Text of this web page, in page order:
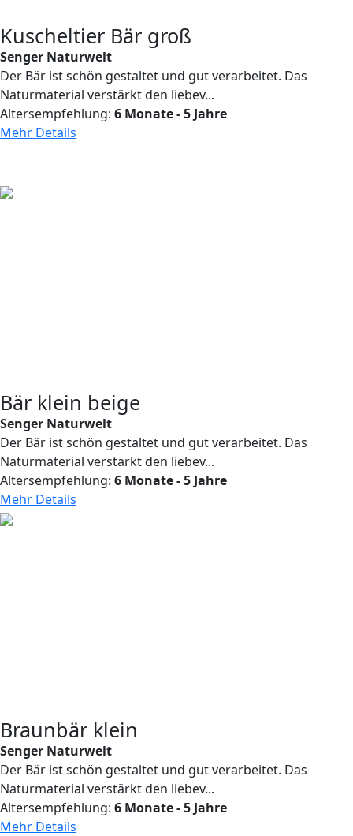
Kuscheltier Bär groß
Senger Naturwelt
Der Bär ist schön gestaltet und gut verarbeitet. Das
Naturmaterial verstärkt den liebev...
Altersempfehlung: 6 Monate - 5 Jahre
Mehr Details
Bär klein beige
Senger Naturwelt
Der Bär ist schön gestaltet und gut verarbeitet. Das
Naturmaterial verstärkt den liebev...
Altersempfehlung: 6 Monate - 5 Jahre
Mehr Details
Braunbär klein
Senger Naturwelt
Der Bär ist schön gestaltet und gut verarbeitet. Das
Naturmaterial verstärkt den liebev...
Altersempfehlung: 6 Monate - 5 Jahre
Mehr Details